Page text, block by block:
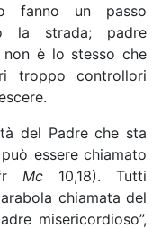
fanno un passo
la strada; padre
non è lo stesso che
troppo controllori
del Padre che sta
essere chiamato
Mc 10,18). Tutti
chiamata del
misericordioso”,